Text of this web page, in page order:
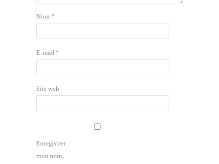
Nom*
E-mail*
Site web
Enregistrer
mon nom,